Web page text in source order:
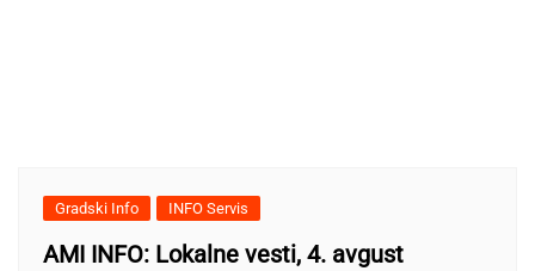
Gradski Info INFO Servis
AMI INFO: Lokalne vesti, 4. avgust